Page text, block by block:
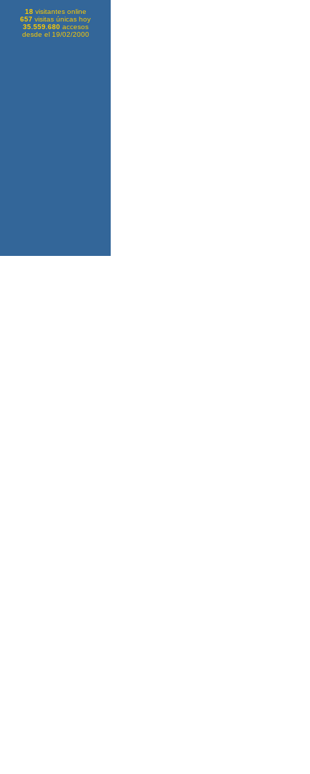
18visitantes online
657 visitas únicas hoy
35.559.680accesos
desde el 19/02/2000